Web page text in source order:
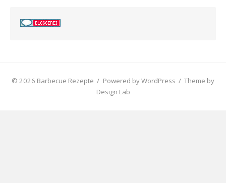
© 2026 Barbecue Rezepte / Powered by WordPress / Theme by
Design Lab